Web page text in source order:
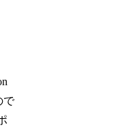
で